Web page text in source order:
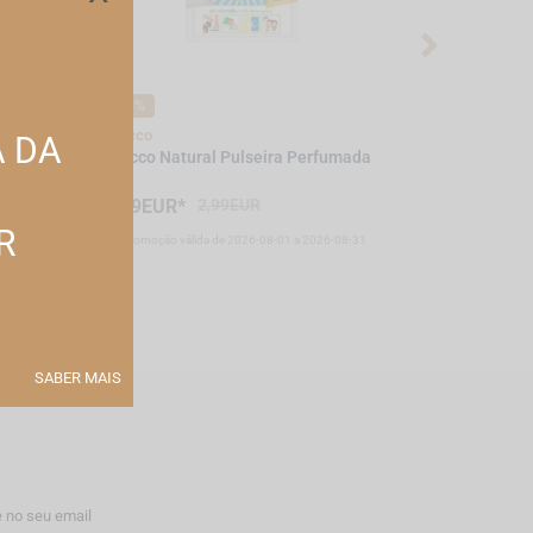
31
Chicco
Chicco Natural Pulseira Perfumada
2,69EUR*
seu email
DA
SABER MAIS